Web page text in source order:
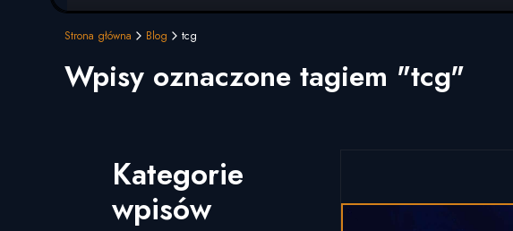
Strona główna Blog tcg
Wpisy oznaczone tagiem "tcg"
Kategorie
wpisów